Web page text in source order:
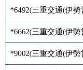
*6492(三重交通(伊勢
*6662(三重交通(伊勢
*9002(三重交通(伊勢